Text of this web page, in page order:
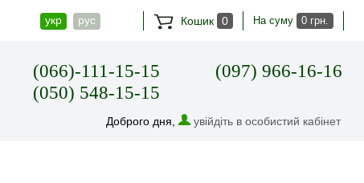
укр рус Кошик 0 На суму 0 грн.
(066)-111-15-15
(050) 548-15-15
(097) 966-16-16
Доброго дня, увійдіть в особистий кабінет